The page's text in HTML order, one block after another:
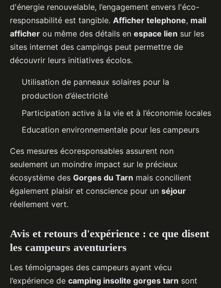
d'énergie renouvelable, l’engagement envers l'éco-
responsabilité est tangible. Afficher telephone, mail
afficher ou même des détails en espace lien sur les
sites internet des campings peut permettre de
découvrir leurs initiatives écolos.
Utilisation de panneaux solaires pour la
production d’électricité
Participation active à la vie et à l’économie locales
Education environnementale pour les campeurs
Ces mesures écoresponsables assurent non
seulement un moindre impact sur le précieux
écosystème des Gorges du Tarn mais concilient
également plaisir et conscience pour un séjour
réellement vert.
Avis et retours d'expérience : ce que disent
les campeurs aventuriers
Les témoignages des campeurs ayant vécu
l’expérience de camping insolite gorges tarn sont